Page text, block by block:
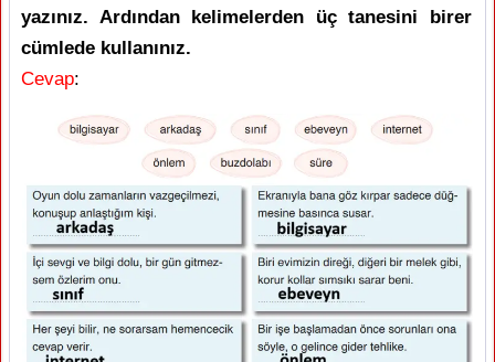
yazınız. Ardından kelimelerden üç tanesini birer
cümlede kullanınız.
Cevap: